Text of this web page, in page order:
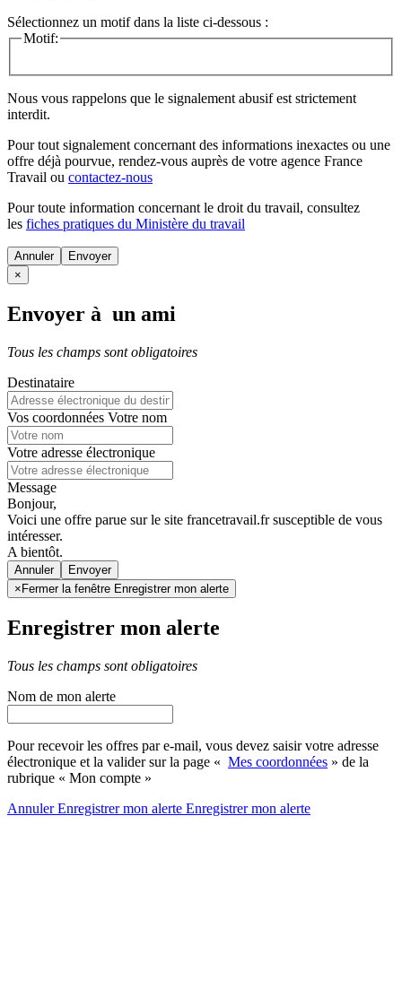
Sélectionnez un motif dans la liste ci-dessous :
Motif:
Nous vous rappelons que le signalement abusif est strictement
interdit.
Pour tout signalement concernant des informations inexactes ou une
offre déjà pourvue, rendez-vous auprès de votre agence France
Travail ou contactez-nous
Pour toute information concernant le droit du travail, consultez
les fiches pratiques du Ministère du travail
Annuler
×
Envoyer à un ami
Tous les champs sont obligatoires
Destinataire
Vos coordonnées Votre nom
Votre adresse électronique
Message
Bonjour,
Voici une offre parue sur le site francetravail.fr susceptible de vous
intéresser.
A bientôt.
Annuler
× Fermer la fenêtre Enregistrer mon alerte
Enregistrer mon alerte
Tous les champs sont obligatoires
Nom de mon alerte
Pour recevoir les offres par e-mail, vous devez saisir votre adresse
électronique et la valider sur la page « Mes coordonnées » de la
rubrique « Mon compte »
AnnulerEnregistrer mon alerte Enregistrermon alerte